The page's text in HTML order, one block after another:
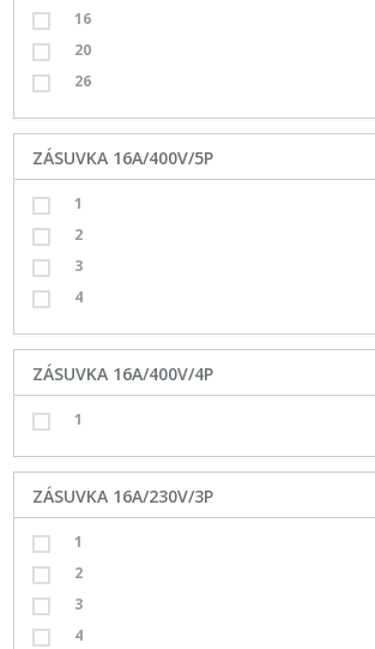
16
20
26
ZÁSUVKA 16A/400V/5P
1
2
3
4
ZÁSUVKA 16A/400V/4P
1
ZÁSUVKA 16A/230V/3P
1
2
3
4